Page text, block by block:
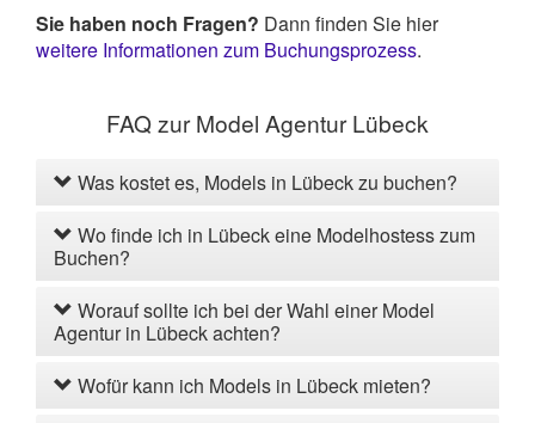
Sie haben noch Fragen? Dann finden Sie hier
weitere Informationen zum Buchungsprozess.
FAQ zur Model Agentur Lübeck
Was kostet es, Models in Lübeck zu buchen?
Wo finde ich in Lübeck eine Modelhostess zum
Buchen?
Worauf sollte ich bei der Wahl einer Model
Agentur in Lübeck achten?
Wofür kann ich Models in Lübeck mieten?